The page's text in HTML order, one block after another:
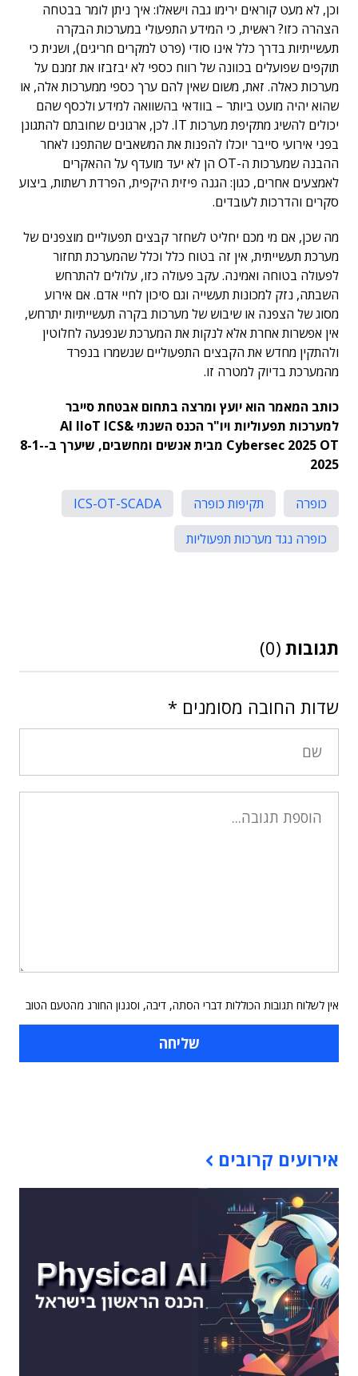
וכן, לא מעט קוראים ירימו גבה וישאלו: איך ניתן לומר בבטחה
הצהרה כזו? ראשית, כי המידע התפעולי במערכות הבקרה
תעשייתיות בדרך כלל אינו סודי (פרט למקרים חריגים), ושנית כי
תוקפים שפועלים בכוונה של רווח כספי לא יבזבזו את זמנם על
מערכות כאלה. זאת, משום שאין להם ערך כספי ממערכות אלה, או
שהוא יהיה מועט ביותר – בוודאי בהשוואה למידע ולכסף שהם
יכולים להשיג מתקיפת מערכות IT. לכן, ארגונים שחובתם להתגונן
בפני אירועי סייבר יוכלו להפנות את המשאבים שהתפנו לאחר
ההבנה שמערכות ה-OT הן לא יעד מועדף על ההאקרים
לאמצעים אחרים, כגון: הגנה פיזית היקפית, הפרדת רשתות, ביצוע
סקרים והדרכות לעובדים.
מה שכן, אם מי מכם יחליט לשחזר קבצים תפעוליים מוצפנים של
מערכת תעשייתית, אין זה בטוח כלל וכלל שהמערכת תחזור
לפעולה בטוחה ואמינה. עקב פעולה כזו, עלולים להתרחש
השבתה, נזק למכונות תעשייה וגם סיכון לחיי אדם. אם אירוע
מסוג של הצפנה או שיבוש של מערכות בקרה תעשייתיות יתרחש,
אין אפשרות אחרת אלא לנקות את המערכת שנפגעה לחלוטין
ולהתקין מחדש את הקבצים התפעוליים שנשמרו בנפרד
מהמערכת בדיוק למטרה זו.
כותב המאמר הוא יועץ ומרצה בתחום אבטחת סייבר
למערכות תפעוליות ויו"ר הכנס השנתי &AI IIoT ICS
Cybersec 2025 OT מבית אנשים ומחשבים, שיערך ב-8-1-
2025
כופרה תקיפות כופרה
ICS-OT-SCADA
כופרה נגד מערכות תפעוליות
תגובות (0)
שדות החובה מסומנים *
אין לשלוח תגובות הכוללות דברי הסתה, דיבה, וסגנון החורג מהטעם הטוב
אירועים קרובים